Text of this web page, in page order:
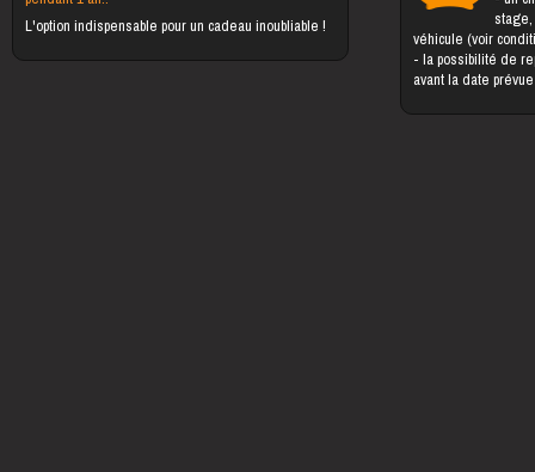
L'option indispensable pour un cadeau inoubliable !
véhicule (voir
- la possibilité de reporter le stage jusqu'à 5 jours
avant la date